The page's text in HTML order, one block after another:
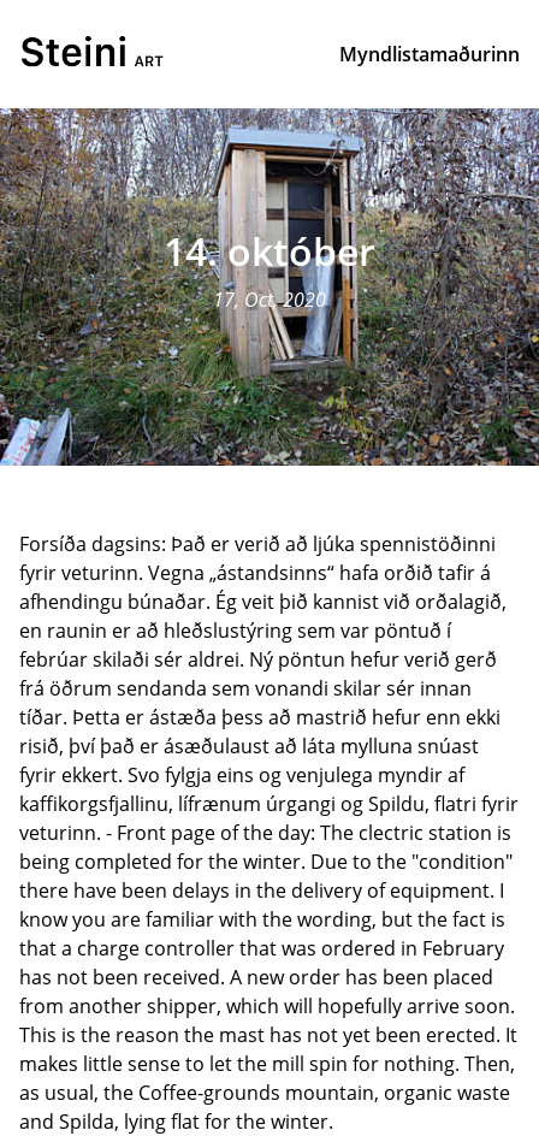
Myndlistamaðurinn
14. október
17, Oct, 2020
Forsíða dagsins: Það er verið að ljúka spennistöðinni
fyrir veturinn. Vegna „ástandsinns“ hafa orðið tafir á
afhendingu búnaðar. Ég veit þið kannist við orðalagið,
en raunin er að hleðslustýring sem var pöntuð í
febrúar skilaði sér aldrei. Ný pöntun hefur verið gerð
frá öðrum sendanda sem vonandi skilar sér innan
tíðar. Þetta er ástæða þess að mastrið hefur enn ekki
risið, því það er ásæðulaust að láta mylluna snúast
fyrir ekkert. Svo fylgja eins og venjulega myndir af
kaffikorgsfjallinu, lífrænum úrgangi og Spildu, flatri fyrir
veturinn. - Front page of the day: The clectric station is
being completed for the winter. Due to the "condition"
there have been delays in the delivery of equipment. I
know you are familiar with the wording, but the fact is
that a charge controller that was ordered in February
has not been received. A new order has been placed
from another shipper, which will hopefully arrive soon.
This is the reason the mast has not yet been erected. It
makes little sense to let the mill spin for nothing. Then,
as usual, the Coffee-grounds mountain, organic waste
and Spilda, lying flat for the winter.